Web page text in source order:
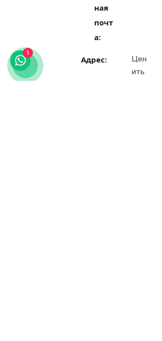
ная
почт
а:
Адрес:
Цен
ить
1